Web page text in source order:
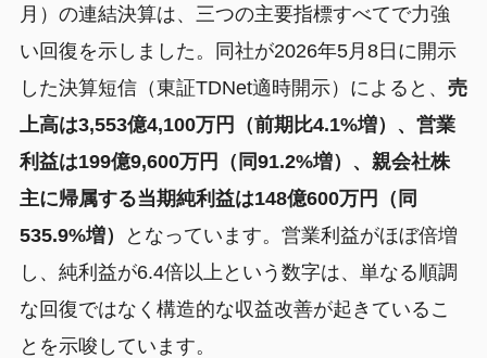
月）の連結決算は、三つの主要指標すべてで力強
い回復を示しました。同社が2026年5月8日に開示
した決算短信（東証TDNet適時開示）によると、 売
上高は3,553億4,100万円（前期比4.1%増）、営業
利益は199億9,600万円（同91.2%増）、親会社株
主に帰属する当期純利益は148億600万円（同
535.9%増）
となっています。営業利益がほぼ倍増
し、純利益が6.4倍以上という数字は、単なる順調
な回復ではなく構造的な収益改善が起きているこ
とを示唆しています。